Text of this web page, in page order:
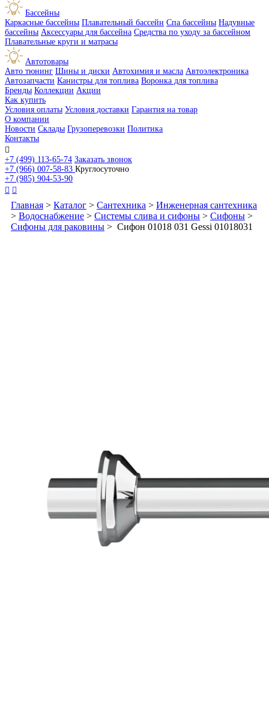
Бассейны
Каркасные бассейны Плавательный бассейн Спа бассейны Надувные
бассейны Аксессуары для бассейна Средства по уходу за бассейном
Плавательные круги и матрасы
Автотовары
Авто тюнинг Шины и диски Автохимия и масла Автоэлектроника
Автозапчасти Канистры для топлива Воронка для топлива
Бренды Коллекции Акции
Как купить
Условия оплаты Условия доставки Гарантия на товар
О компании
Новости Склады Грузоперевозки Политика
Контакты

+7 (499) 113-65-74 Заказать звонок
+7 (966) 007-58-83 Круглосуточно
+7 (985) 904-53-90
 
Главная > Каталог > Сантехника > Инженерная сантехника
> Водоснабжение > Системы слива и сифоны > Сифоны >
Сифоны для раковины > Сифон 01018 031 Gessi 01018031